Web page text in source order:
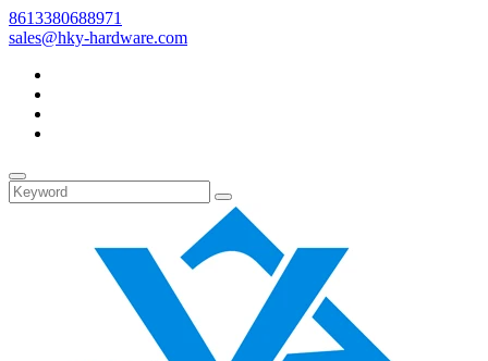
8613380688971
sales@hky-hardware.com